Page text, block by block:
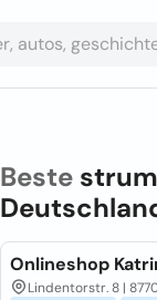
Beste
Onlineshop
Lindentorstr. 8 |